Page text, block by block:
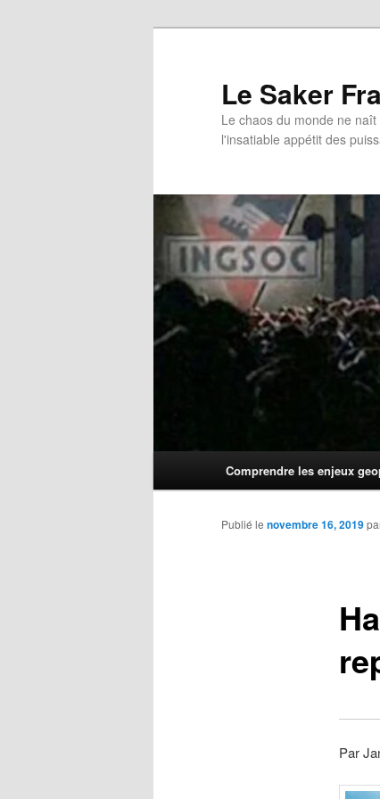
Le Saker
Le chaos du monde ne
l'insatiable appétit des
Comprendre les enjeux
Publié le novembre 16, 2019
Par